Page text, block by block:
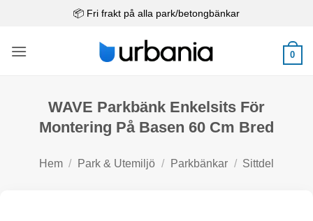
📦 Fri frakt på alla park/betongbänkar
0
WAVE Parkbänk Enkelsits För
Montering På Basen 60 Cm Bred
Hem / Park & Utemiljö / Parkbänkar / Sittdel